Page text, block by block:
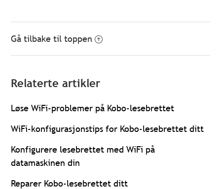
Gå tilbake til toppen
Relaterte artikler
Løse WiFi-problemer på Kobo-lesebrettet
WiFi-konfigurasjonstips for Kobo-lesebrettet ditt
Konfigurere lesebrettet med WiFi på
datamaskinen din
Reparer Kobo-lesebrettet ditt